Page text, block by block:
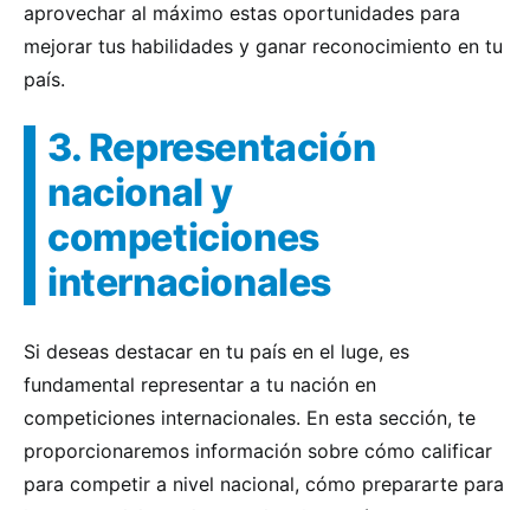
aprovechar al máximo estas oportunidades para
mejorar tus habilidades y ganar reconocimiento en tu
país.
3. Representación
nacional y
competiciones
internacionales
Si deseas destacar en tu país en el luge, es
fundamental representar a tu nación en
competiciones internacionales. En esta sección, te
proporcionaremos información sobre cómo calificar
para competir a nivel nacional, cómo prepararte para